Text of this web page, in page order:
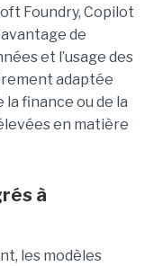
Foundry, Copilot
de
et l’usage des
adaptée
la finance ou de la
en matière
à
les modèles